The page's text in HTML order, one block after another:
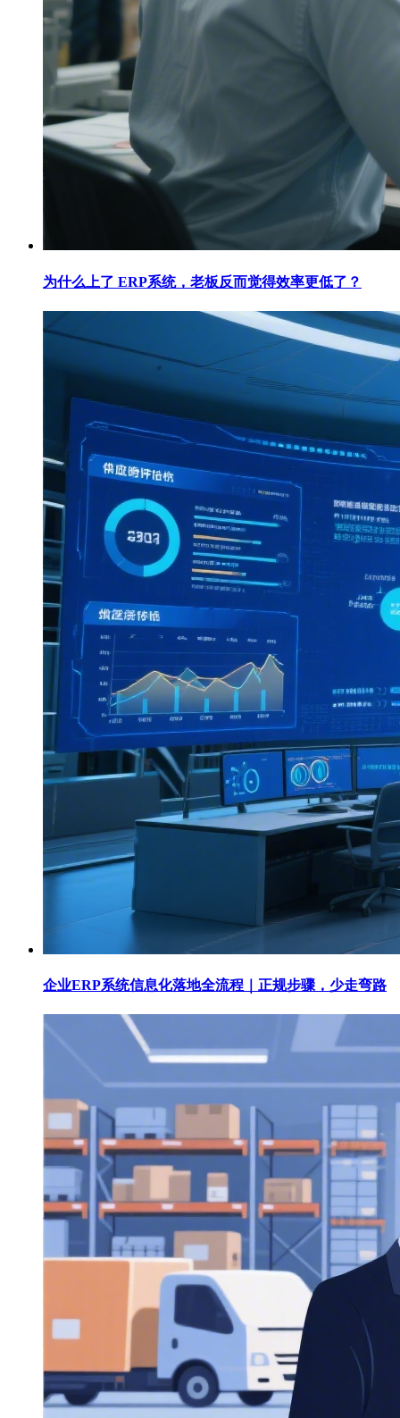
为什么上了 ERP系统，老板反而觉得效率更低了？
企业ERP系统信息化落地全流程｜正规步骤，少走弯路